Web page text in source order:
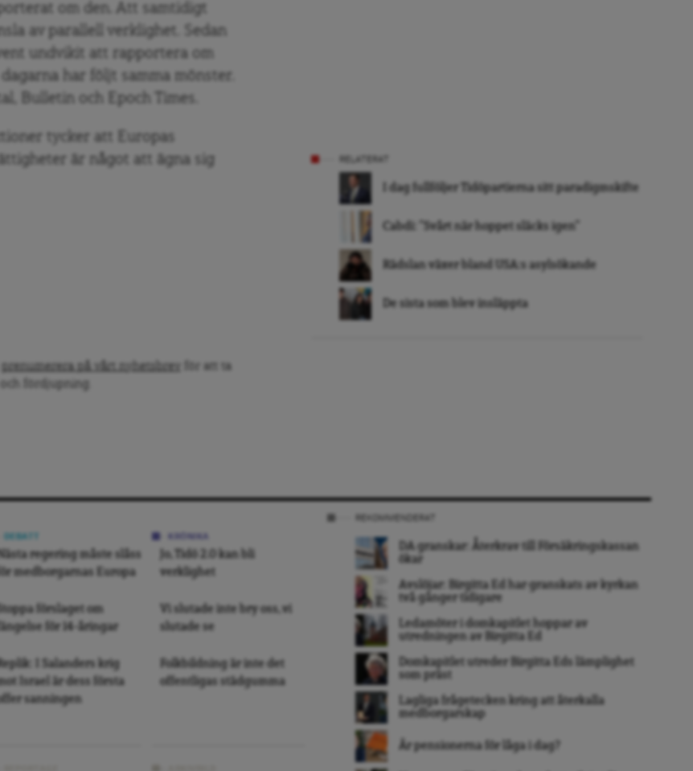
om den. Att samtidigt
av parallell verklighet. Sedan
undvikit att rapportera om
har följt samma mönster.
Bulletin och Epoch Times.
tycker att Europas
är något att ägna sig
prenumerera på vårt nyhetsbrev
för att ta
fördjupning.
I dag fullföljer Tidöpartierna sitt paradigmskifte
Cabdi: ”Svårt när hoppet släcks igen”
Rädslan växer bland USA:s asylsökande
De sista som blev insläppta
regering måste slåss
för medborgarnas Europa
Stoppa förslaget om
fängelse för 14-åringar
Replik: I Salanders krig
Israel är dess första
sanningen
Jo, Tidö 2.0 kan bli
verklighet
Vi slutade inte bry oss, vi
slutade se
Folkbildning är inte det
offentligas städgumma
DA granskar: Återkrav till Försäkringskassan
ökar
Avslöjar: Birgitta Ed har granskats av kyrkan
två gånger tidigare
Ledamöter i domkapitlet hoppar av
utredningen av Birgitta Ed
Domkapitlet utreder Birgitta Eds lämplighet
som präst
Lagliga frågetecken kring att återkalla
medborgarskap
Är pensionerna för låga i dag?